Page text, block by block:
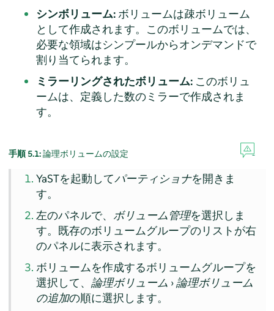
シンボリューム:ボリュームは疎ボリューム
として作成されます。このボリュームでは、
必要な領域はシンプールからオンデマンドで
割り当てられます。
ミラーリングされたボリューム:このボリュ
ームは、定義した数のミラーで作成されま
す。
手順 5.1:論理ボリュームの設定
YaSTを起動してパーティショナを開きま
す。
左のパネルで、 ボリューム管理を選択しま
す。既存のボリュームグループのリストが右
のパネルに表示されます。
ボリュームを作成するボリュームグループを
選択して、論理ボリューム ›論理ボリューム
の追加の順に選択します。